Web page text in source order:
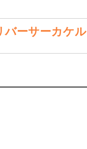
ーサーカケル